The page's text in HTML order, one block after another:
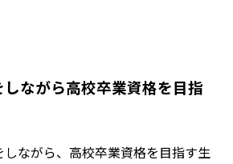
ながら高校卒業資格を目指
ながら、高校卒業資格を目指す生